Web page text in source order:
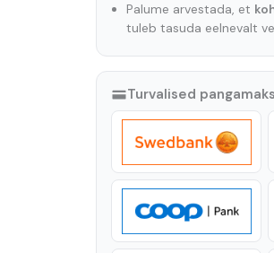
Palume arvestada, et
tuleb tasuda eelnevalt
Turvalised